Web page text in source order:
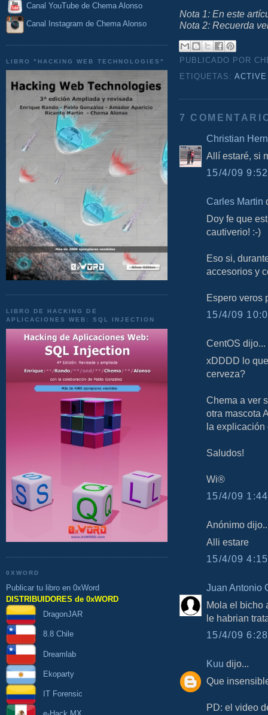
Canal YouTube de Chema Alonso
Canal Instagram de Chema Alonso
LIBRO "HACKING WEB TECHNOLOGIES"
LIBRO DE HACKING DE
APLICACIONES WEB: SQL INJECTION
0XWORD
Publicar tu libro en 0xWord
DISTRIBUIDORES de 0xWORD
DragonJAR
8.8 Chile
Dreamlab
Ekoparty
IT Forensic
Nota 1: En este
Nota 2: Recuerda
PUBLICADO POR
ETIQUETAS:ACTIVE
7
Christian
Allí estaré, si
15/4/09
Carles Martin
Doy fe que
cautiverio! :-)
Eso si,
accesorios y
Espero veros
15/4/09
CentOS dijo...
xDDDD lo
cerveza?
Chema a ver
otra mascota
la
Saludos!
Wi®
15/4/09
Anónimo
Alli estare
15/4/09
Juan Antonio
Mola el bicho
le habrian
15/4/09
Kuu dijo...
Que
PD: el video